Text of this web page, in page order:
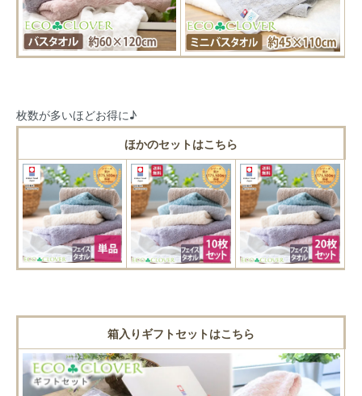
枚数が多いほどお得に♪
ほかのセットはこちら
箱入りギフトセットはこちら